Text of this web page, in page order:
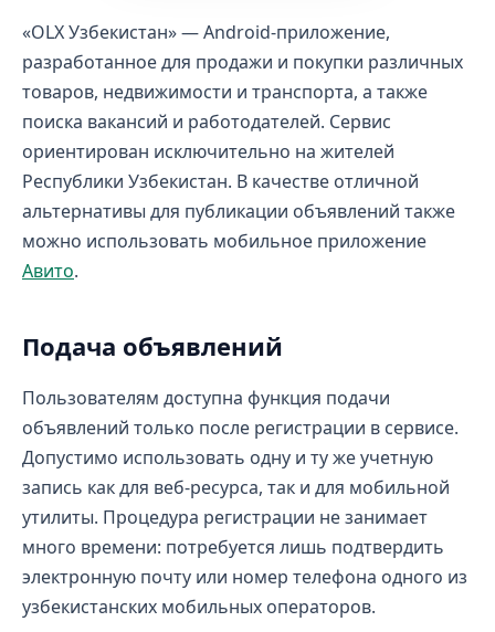
«OLX Узбекистан» — Android-приложение,
разработанное для продажи и покупки различных
товаров, недвижимости и транспорта, а также
поиска вакансий и работодателей. Сервис
ориентирован исключительно на жителей
Республики Узбекистан. В качестве отличной
альтернативы для публикации объявлений также
можно использовать мобильное приложение
Авито.
Подача объявлений
Пользователям доступна функция подачи
объявлений только после регистрации в сервисе.
Допустимо использовать одну и ту же учетную
запись как для веб-ресурса, так и для мобильной
утилиты. Процедура регистрации не занимает
много времени: потребуется лишь подтвердить
электронную почту или номер телефона одного из
узбекистанских мобильных операторов.